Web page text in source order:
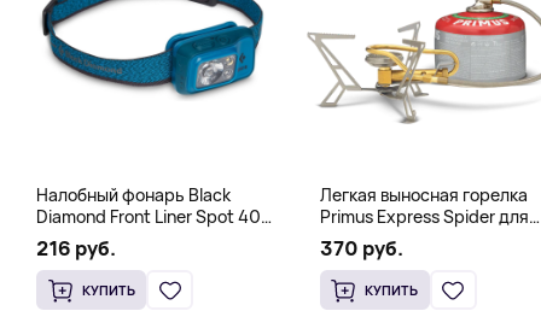
Налобный фонарь Black
Diamond Front Liner Spot 400-
R Azul, синий
216 руб.
КУПИТЬ
Легкая выносная горелка
Primus Express Spider для
быстрого кипячения,
стальной
370 руб.
КУПИТЬ